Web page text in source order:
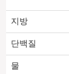
지방
단백질
물